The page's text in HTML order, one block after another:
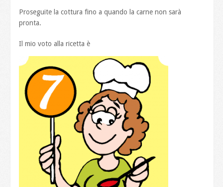
Proseguite la cottura fino a quando la carne non sarà
pronta.
Il mio voto alla ricetta è